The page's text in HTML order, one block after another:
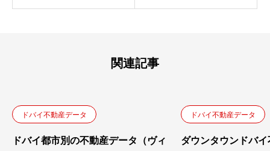
関連記事
ドバイ不動産データ
ドバイ都市別の不動産データ（ヴィ
ドバイ不動産データ
ダウンタウンドバ